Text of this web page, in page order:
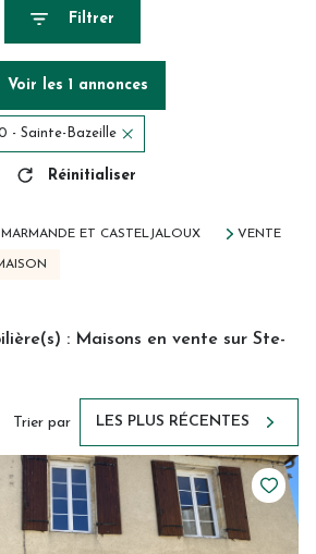
Filtrer
Voir les 1 annonces
- Sainte-Bazeille
Réinitialiser
ET CASTELJALOUX VENTE
: Maisons en vente sur Ste-
Trier par LES PLUS RÉCENTES